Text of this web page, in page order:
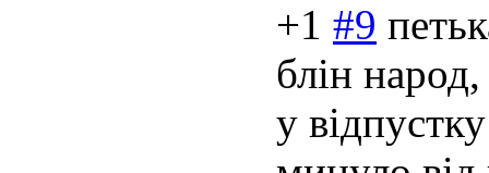
+1 #9
блін
у